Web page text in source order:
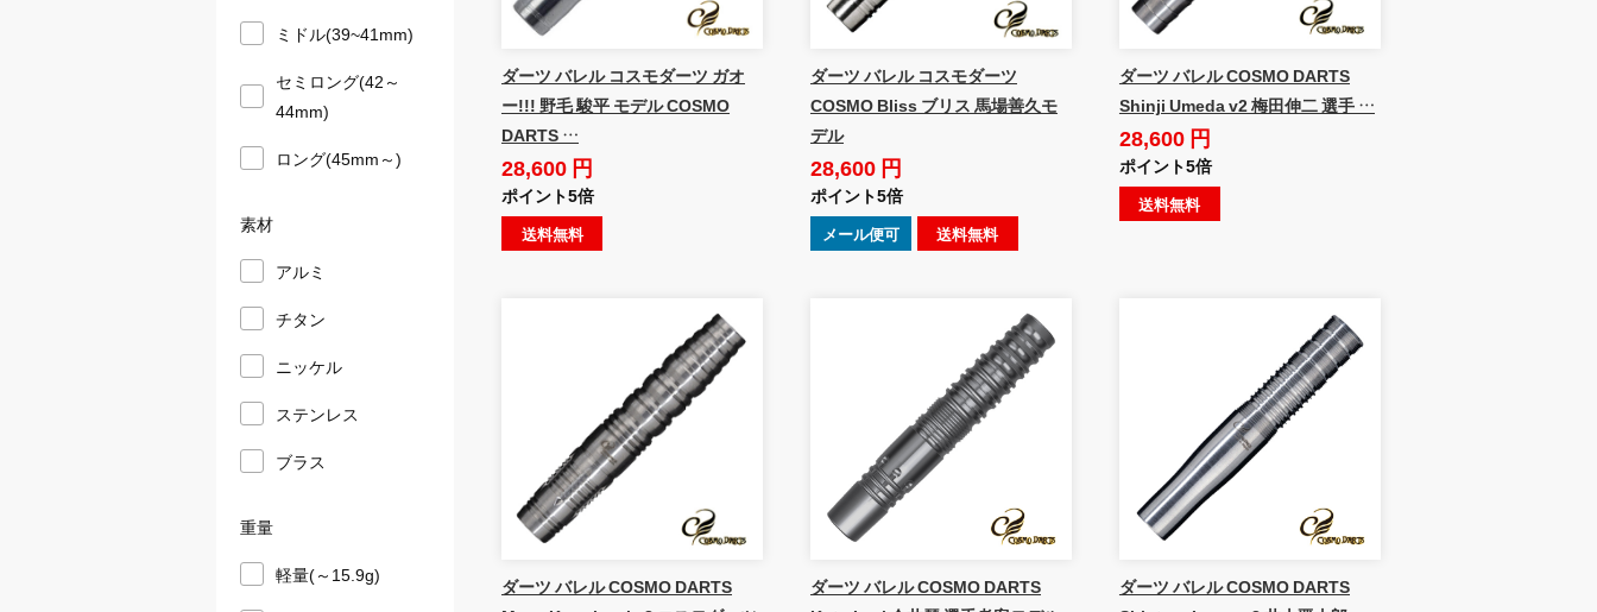
ダーツ バレル コスモダーツ ガオ
ー!!! 野毛 駿平 モデル COSMO
DARTS …
28,600 円
ポイント5倍
送料無料
ダーツ バレル コスモダーツ
COSMO Bliss ブリス 馬場善久モ
デル
28,600 円
ポイント5倍
メール便可 送料無料
ダーツ バレル COSMO DARTS
Shinji Umeda v2 梅田伸二 選手 …
28,600 円
ポイント5倍
送料無料
ダーツ バレル COSMO DARTS
ダーツ バレル COSMO DARTS
ダーツ バレル COSMO DARTS
ミドル(39~41mm)
セミロング(42～
44mm)
ロング(45mm～)
素材
アルミ
チタン
ニッケル
ステンレス
ブラス
重量
軽量(～15.9g)